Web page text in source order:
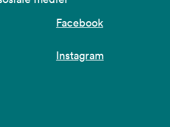
Facebook
Instagram